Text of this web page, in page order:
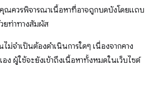
ณควรพิจารณาเนื้อหาที่อาจถูกบดบังโดยแถบ
ยท่าทางสัมผัส
จําเป็นต้องดําเนินการใดๆ เนื่องจากคาง
อง ผู้ใช้จะยังเข้าถึงเนื้อหาทั้งหมดในเว็บไซต์